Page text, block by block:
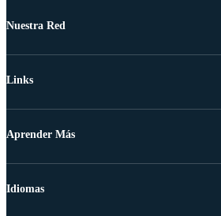
Nuestra Red
Links
Aprender Más
Idiomas